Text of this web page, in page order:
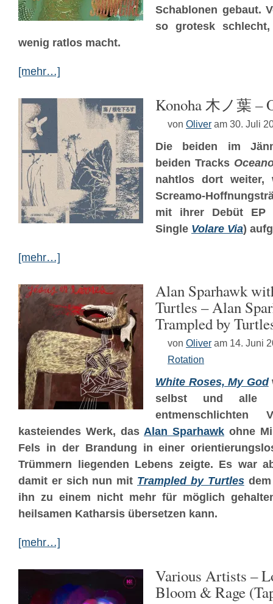
Schablonen gebaut.
so grotesk
wenig ratlos macht.
[mehr…]
Konoha 木ノ葉 –
von Oliver am 30. Juli
Die beiden im
beiden Tracks
nahtlos dort weiter,
Screamo-
mit ihrer Debüt EP
Single Volare Via)
[mehr…]
Alan Sparhawk
Turtles – Alan
Trampled by
von Oliver am 14. Juni
Rotation
White Roses, My God
selbst und alle
entmenschlichten
kasteiendes Werk, das Alan Sparhawk ohne
Fels in der Brandung in einer
Trümmern liegenden Lebens zeigte. Es war
damit er sich nun mit Trampled by Turtlesdem
ihn zu einem nicht mehr für möglich
heilsamen Katharsis übersetzen kann.
[mehr…]
Various Artists –
Bloom & Rage